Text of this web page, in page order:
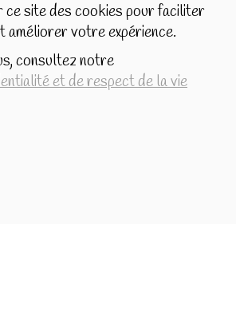
site des cookies pour faciliter
améliorer votre expérience.
consultez notre
et de respect de la vie
IMAGES
pour illustrer les produits en vente
contractuelles.